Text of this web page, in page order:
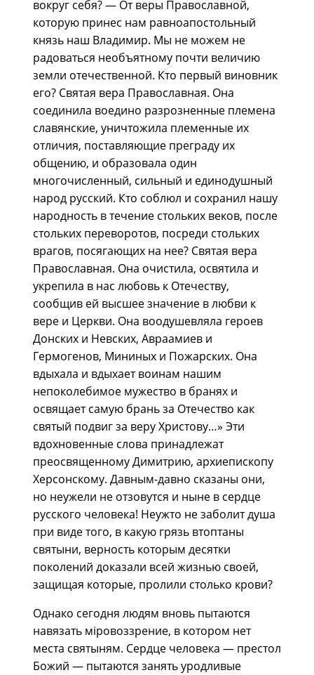
вокруг себя? — От веры Православной,
которую принес нам равноапостольный
князь наш Владимир. Мы не можем не
радоваться необъятному почти величию
земли отечественной. Кто первый виновник
его? Святая вера Православная. Она
соединила воедино разрозненные племена
славянские, уничтожила племенные их
отличия, поставляющие преграду их
общению, и образовала один
многочисленный, сильный и единодушный
народ русский. Кто соблюл и сохранил нашу
народность в течение стольких веков, после
стольких переворотов, посреди стольких
врагов, посягающих на нее? Святая вера
Православная. Она очистила, освятила и
укрепила в нас любовь к Отечеству,
сообщив ей высшее значение в любви к
вере и Церкви. Она воодушевляла героев
Донских и Невских, Авраамиев и
Гермогенов, Мининых и Пожарских. Она
вдыхала и вдыхает воинам нашим
непоколебимое мужество в бранях и
освящает самую брань за Отечество как
святый подвиг за веру Христову…» Эти
вдохновенные слова принадлежат
преосвященному Димитрию, архиепископу
Херсонскому. Давным-давно сказаны они,
но неужели не отзовутся и ныне в сердце
русского человека! Неужто не заболит душа
при виде того, в какую грязь втоптаны
святыни, верность которым десятки
поколений доказали всей жизнью своей,
защищая которые, пролили столько крови?
Однако сегодня людям вновь пытаются
навязать мiровоззрение, в котором нет
места святыням. Сердце человека — престол
Божий — пытаются занять уродливые